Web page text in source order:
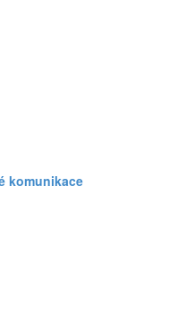
komunikace